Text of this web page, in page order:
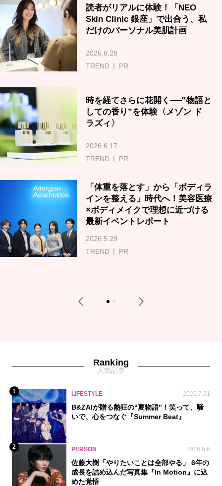
読者がリアルに体験！「NEO
Skin Clinic 銀座」で出合う、私
だけのパーソナル美肌計画
2026.6.28
TREND
PR
時を経てさらに花開く──‟物語と
しての香り”を体験〈メゾン ド
ラズィ〉
2026.6.17
TREND
PR
「体重を落とす」から「ボディラ
インを整える」時代へ！美容医療
×ボディメイクで理想に近づける
最新イベントレポート
2026.5.29
TREND
PR
Previous 1 2 Next
Ranking
人気記事
1 LIFESTYLE 2026.7.31
B&ZAIが贈る熱狂の“夏物語”！笑って、騒
いで、心をつなぐ『Summer Beat』
2 PERSON 2026.8.6
佐藤大樹「やりたいことは全部やる」 6年の
成長を詰め込んだ写真集『In Motion』に込
めた覚悟